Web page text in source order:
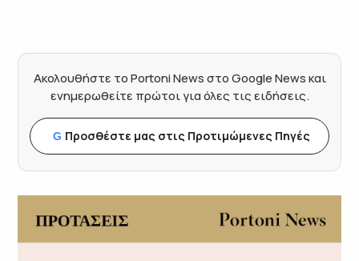
Ακολουθήστε το Portoni News στο Google News και
ενημερωθείτε πρώτοι για όλες τις ειδήσεις.
G Προσθέστε μας στις Προτιμώμενες Πηγές